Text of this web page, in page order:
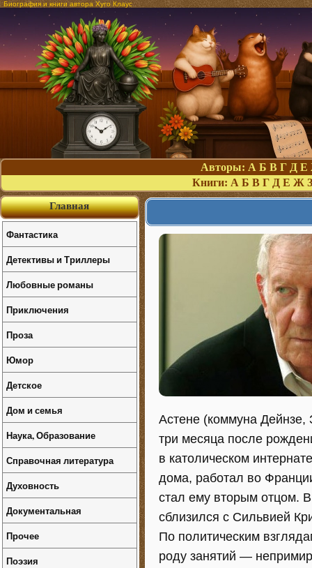
Биография и книги автора Хуго Клаус
Авторы: А Б В Г Д Е
Книги: А Б В Г Д Е Ж З
Астене (коммуна Дейнзе,
три месяца после
в католическом
дома, работал во
стал ему вторым отцом.
сблизился с Сильвией
По политическим
роду занятий —
Главная
Фантастика
Детективы и Триллеры
Любовные романы
Приключения
Проза
Юмор
Детское
Дом и семья
Наука, Образование
Справочная литература
Духовность
Документальная
Прочее
Поэзия